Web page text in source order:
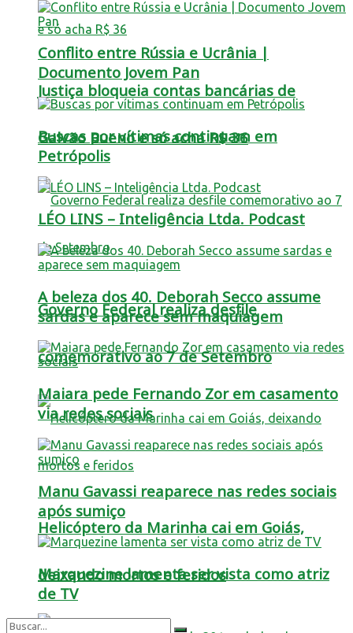
Justiça bloqueia contas bancárias de
Galvão Bueno e só acha R$ 36
Governo Federal realiza desfile
comemorativo ao 7 de Setembro
Helicóptero da Marinha cai em Goiás,
deixando mortos e feridos
Conflito entre Rússia e Ucrânia |
Documento Jovem Pan
Buscas por vítimas continuam em
Petrópolis
LÉO LINS – Inteligência Ltda. Podcast
A beleza dos 40. Deborah Secco assume
sardas e aparece sem maquiagem
Maiara pede Fernando Zor em casamento
via redes sociais
Manu Gavassi reaparece nas redes sociais
após sumiço
Marquezine lamenta ser vista como atriz
de TV